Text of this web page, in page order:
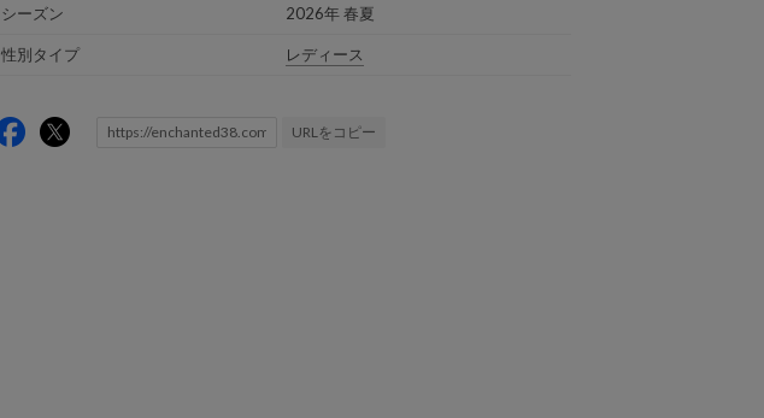
シーズン 2026年 春夏
性別タイプ レディース
URLをコピー